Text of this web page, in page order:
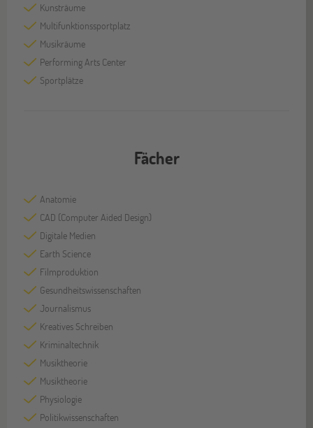
Kunsträume
Multifunktionssportplatz
Musikräume
Performing Arts Center
Sportplätze
Fächer
Anatomie
CAD (Computer Aided Design)
Digitale Medien
Earth Science
Filmproduktion
Gesundheitswissenschaften
Journalismus
Kreatives Schreiben
Kriminaltechnik
Musiktheorie
Musiktheorie
Physiologie
Politikwissenschaften